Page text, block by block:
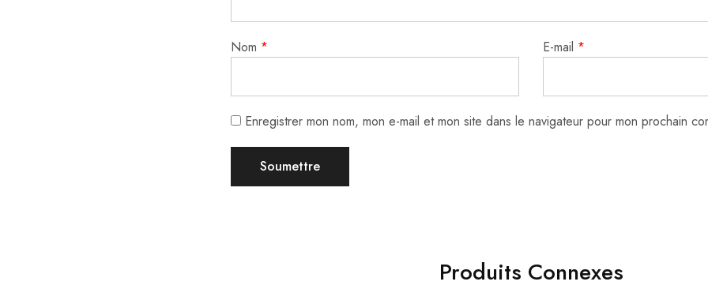
Nom * E-mail *
Enregistrer mon nom, mon e-mail et mon site dans le navigateur pour mon prochain
Produits Connexes